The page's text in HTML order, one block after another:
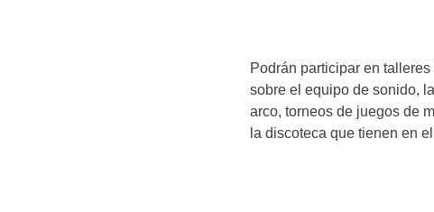
Podrán participar en
sobre el equipo de sonido,
arco, torneos de juegos de
la discoteca que tienen en